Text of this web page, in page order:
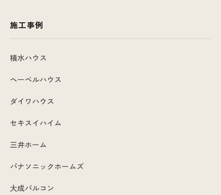
施工事例
積水ハウス
ヘーベルハウス
ダイワハウス
セキスイハイム
三井ホーム
パナソニックホームズ
大成パルコン